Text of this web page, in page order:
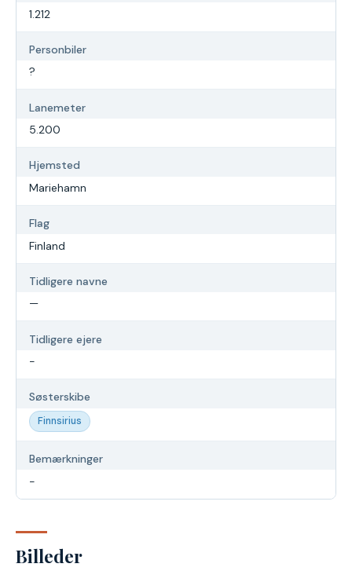
1.212
Personbiler
?
Lanemeter
5.200
Hjemsted
Mariehamn
Flag
Finland
Tidligere navne
—
Tidligere ejere
-
Søsterskibe
Finnsirius
Bemærkninger
-
Billeder